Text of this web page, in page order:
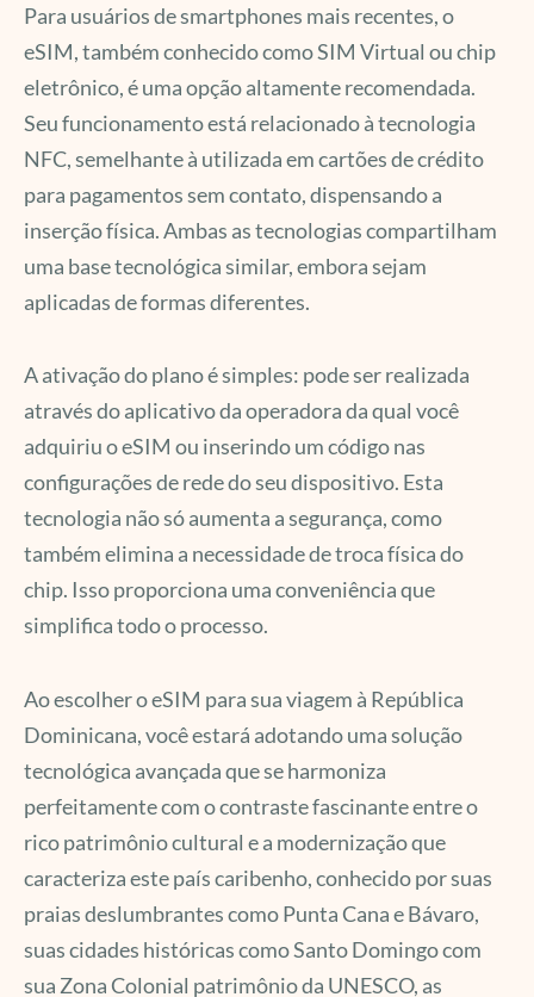
Para usuários de smartphones mais recentes, o
eSIM, também conhecido como SIM Virtual ou chip
eletrônico, é uma opção altamente recomendada.
Seu funcionamento está relacionado à tecnologia
NFC, semelhante à utilizada em cartões de crédito
para pagamentos sem contato, dispensando a
inserção física. Ambas as tecnologias compartilham
uma base tecnológica similar, embora sejam
aplicadas de formas diferentes.
A ativação do plano é simples: pode ser realizada
através do aplicativo da operadora da qual você
adquiriu o eSIM ou inserindo um código nas
configurações de rede do seu dispositivo. Esta
tecnologia não só aumenta a segurança, como
também elimina a necessidade de troca física do
chip. Isso proporciona uma conveniência que
simplifica todo o processo.
Ao escolher o eSIM para sua viagem à República
Dominicana, você estará adotando uma solução
tecnológica avançada que se harmoniza
perfeitamente com o contraste fascinante entre o
rico patrimônio cultural e a modernização que
caracteriza este país caribenho, conhecido por suas
praias deslumbrantes como Punta Cana e Bávaro,
suas cidades históricas como Santo Domingo com
sua Zona Colonial patrimônio da UNESCO, as